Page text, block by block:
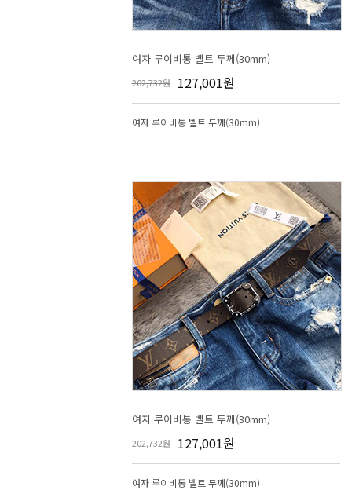
여자 루이비통 벨트 두께(30mm)
202,732원 127,001원
여자 루이비통 벨트 두께(30mm)
여자 루이비통 벨트 두께(30mm)
202,732원 127,001원
여자 루이비통 벨트 두께(30mm)